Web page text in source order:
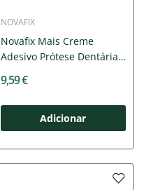
NOVAFIX
Novafix Mais Creme
Adesivo Prótese Dentária
9,59 €
Adicionar